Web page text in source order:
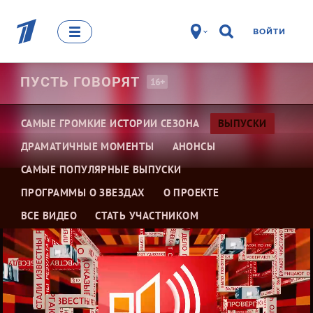
ВОЙТИ
ПУСТЬ ГОВОРЯТ 16+
САМЫЕ ГРОМКИЕ ИСТОРИИ СЕЗОНА
ВЫПУСКИ
ДРАМАТИЧНЫЕ МОМЕНТЫ
АНОНСЫ
САМЫЕ ПОПУЛЯРНЫЕ ВЫПУСКИ
ПРОГРАММЫ О ЗВЕЗДАХ
О ПРОЕКТЕ
ВСЕ ВИДЕО
СТАТЬ УЧАСТНИКОМ